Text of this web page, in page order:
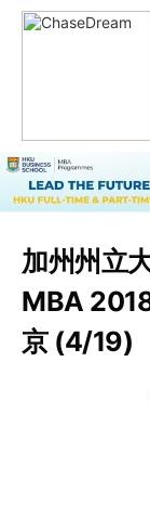
加州州立
MBA
京 (4/19)